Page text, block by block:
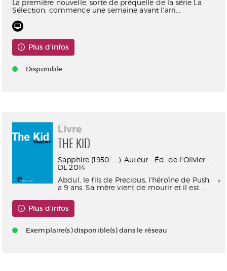
La première nouvelle, sorte de préquelle de la série La
Sélection, commence une semaine avant l'arri...
Plus d'infos
Disponible
Livre
THE KID
Sapphire (1950-....). Auteur - Éd. de l'Olivier -
DL 2014
Abdul, le fils de Precious, l'héroïne de Push,
a 9 ans. Sa mère vient de mourir et il est ...
Plus d'infos
Exemplaire(s) disponible(s) dans le réseau